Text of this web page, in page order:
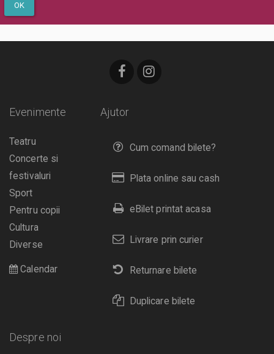
OK
Ajutor
Cum comand bilete?
Plata online sau cash
eBilet printat acasa
Livrare prin curier
Returnare bilete
Duplicare bilete
Evenimente
Teatru
Concerte si
festivaluri
Sport
Pentru copii
Cultura
Diverse
Calendar
Despre noi